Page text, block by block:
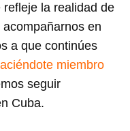
la realidad de
en
a que continúes
miembro
seguir
Cuba.